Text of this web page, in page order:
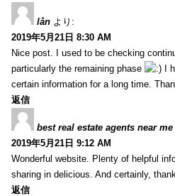
lån より:
2019年5月21日 8:30 AM
Nice post. I used to be checking
particularly the remaining phase
I
certain information for a long time.
返信
best real estate agents near me
2019年5月21日 9:12 AM
Wonderful website. Plenty of helpful
sharing in delicious. And certainly,
返信